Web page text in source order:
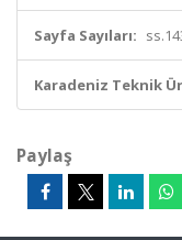
Sayfa Sayıları:
Karadeniz Teknik
Paylaş